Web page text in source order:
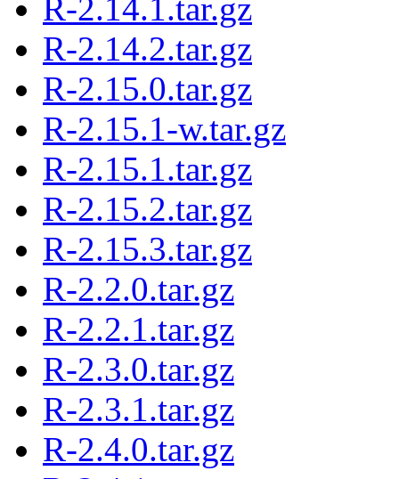
R-2.14.1.tar.gz
R-2.14.2.tar.gz
R-2.15.0.tar.gz
R-2.15.1-w.tar.gz
R-2.15.1.tar.gz
R-2.15.2.tar.gz
R-2.15.3.tar.gz
R-2.2.0.tar.gz
R-2.2.1.tar.gz
R-2.3.0.tar.gz
R-2.3.1.tar.gz
R-2.4.0.tar.gz